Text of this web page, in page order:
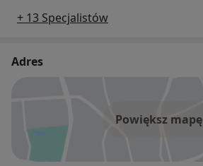
+ 13 Specjalistów
Adres
Powiększ mapę